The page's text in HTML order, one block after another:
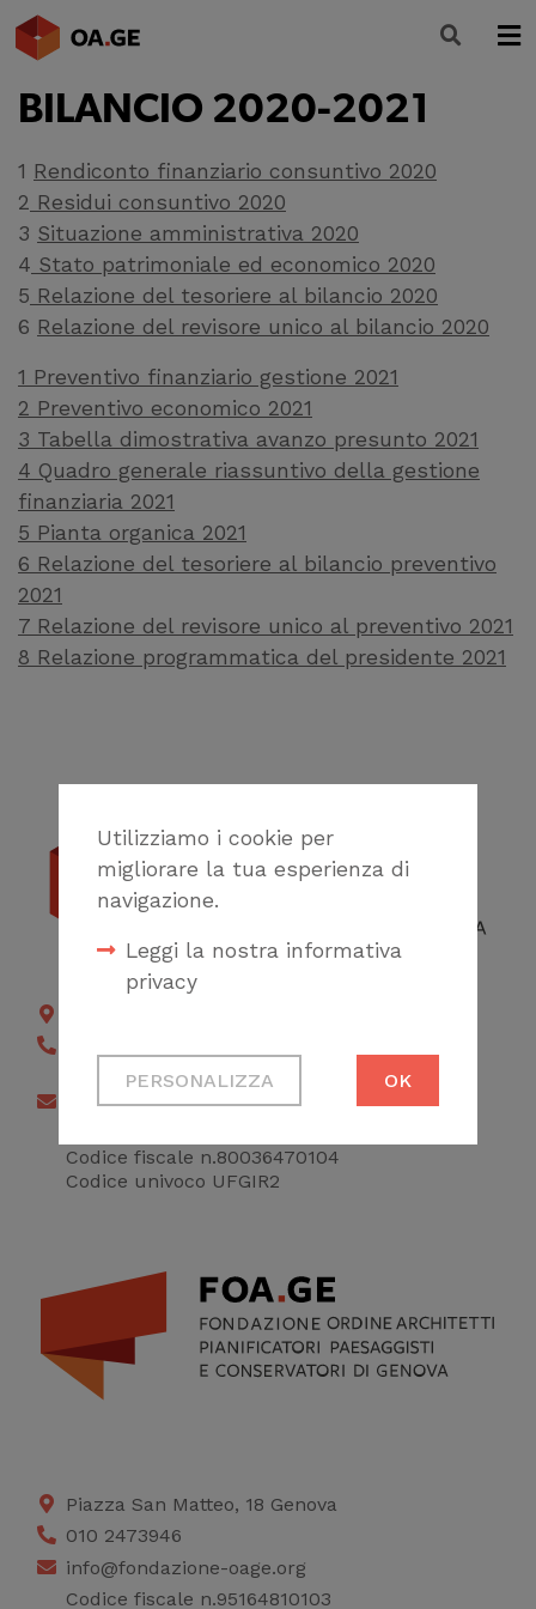
Utilizziamo i cookie per
migliorare la tua esperienza di
navigazione.
Leggi la nostra informativa
privacy
Cookie tecnici
Necessari per
correttamente del
sito
Ci permettono di
raccogliere dati
statistici su di te per
migliorare il servizio
PERSONALIZZA OK
L’ORDINE
ALBO
SEGRETERIA
SERVIZI
FORMAZIONE
NEWS
BILANCIO 2020-2021
1 Rendiconto finanziario consuntivo 2020
2 Residui consuntivo 2020
3 Situazione amministrativa 2020
4 Stato patrimoniale ed economico 2020
5 Relazione del tesoriere al bilancio 2020
6 Relazione del revisore unico al bilancio 2020
1 Preventivo finanziario gestione 2021
2 Preventivo economico 2021
3 Tabella dimostrativa avanzo presunto 2021
4 Quadro generale riassuntivo della gestione
finanziaria 2021
5 Pianta organica 2021
6 Relazione del tesoriere al bilancio preventivo
2021
7 Relazione del revisore unico al preventivo 2021
8 Relazione programmatica del presidente 2021
010 2530086
info@archigenova.it
Codice fiscale n.80036470104
Codice univoco UFGIR2
Piazza San Matteo, 18 Genova
010 2473946
info@fondazione-oage.org
Codice fiscale n.95164810103